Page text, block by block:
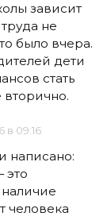
зависит
не
было вчера.
дети
стать
вторично.
в 09:16
написано:
это
человека